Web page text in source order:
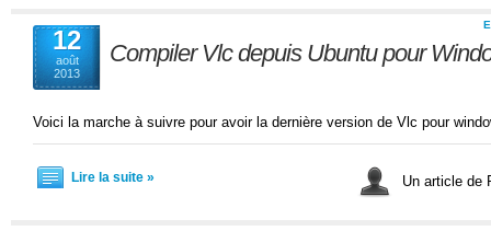
12
août
2013
Compiler Vlc depuis Ubuntu pour
Voici la marche à suivre pour avoir la dernière version de Vlc pour
Lire la suite » Un article de